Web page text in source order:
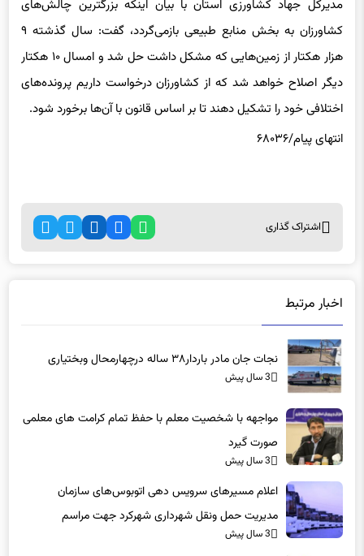
مدیرکل جهاد کشاورزی استان با بیان اینکه بزرگترین چالش‌های
کشاورزان به بخش منابع طبیعی بازمی‌گردد، گفت: سال گذشته ۹
هزار هکتار از زمین‌هایی که مشکل داشت حل شد و امسال ۱۰ هکتار
دیگر اصلاح خواهد شد که از کشاورزان درخواست داریم پرونده‌های
اختلافی خود را تشکیل دهند تا بر اساس قانون با آن‌ها برخورد شود.
انتهای پیام/۶۸۰۳۶
اشتراک گذاری
اخبار مرتبط
نجات جان مادر باردار۳۸ ساله درچهارمحال وبختیاری
3 سال پیش
مواجهه با شخصیت معلم با حفظ تمام کرامت های معلمی
صورت گیرد
3 سال پیش
اعلام مسیرهای سرویس دهی اتوبوس‌های سازمان
مدیریت حمل ونقل شهرداری شهرکرد جهت مراسم
راهپیمایی یوم‌الله ۲۲بهمن
3 سال پیش